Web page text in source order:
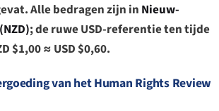
Alle bedragen zijn in Nieuw-
; de ruwe USD-referentie ten tijde
$1,00 ≈ USD $0,60.
van het Human Rights Review